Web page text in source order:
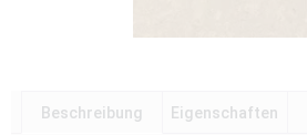
Beschreibung Eigenschaften